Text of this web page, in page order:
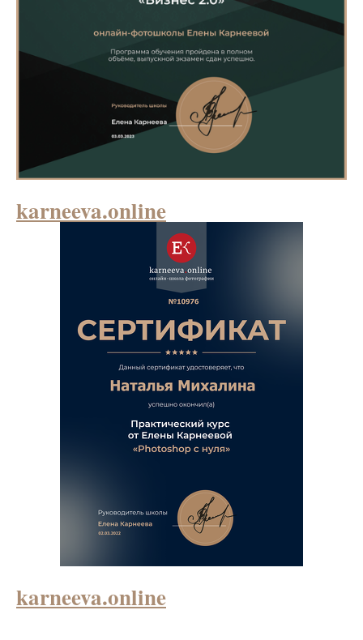
karneeva.online
karneeva.online